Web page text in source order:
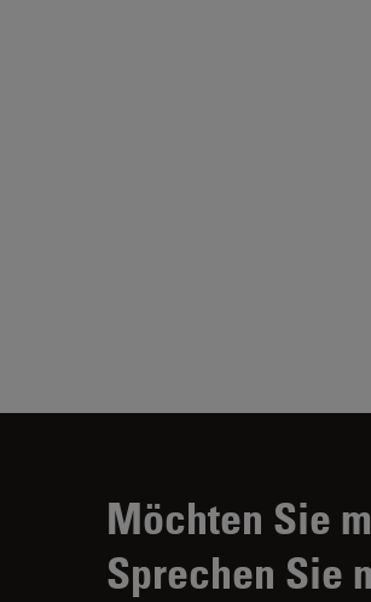
Möchten Sie
Sprechen Sie